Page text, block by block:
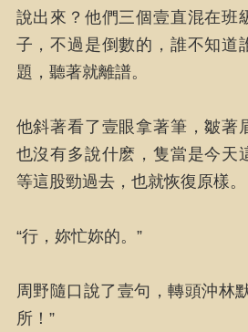
說出來？他們三個壹直混在班
子，不過是倒數的，誰不知道
題，聽著就離譜。
他斜著看了壹眼拿著筆，皺著
也沒有多說什麽，隻當是今天
等這股勁過去，也就恢復原樣。
“行，妳忙妳的。”
周野隨口說了壹句，轉頭沖林
所！”